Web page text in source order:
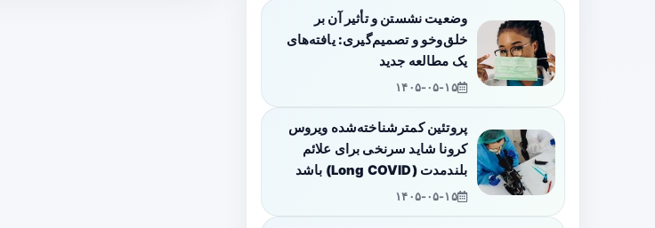
وضعیت نشستن و تأثیر آن بر
خلق‌وخو و تصمیم‌گیری: یافته‌های
یک مطالعه جدید
۱۴۰۵-۰۵-۱۵
پروتئین کمترشناخته‌شده ویروس
کرونا شاید سرنخی برای علائم
بلندمدت (Long COVID) باشد
۱۴۰۵-۰۵-۱۵